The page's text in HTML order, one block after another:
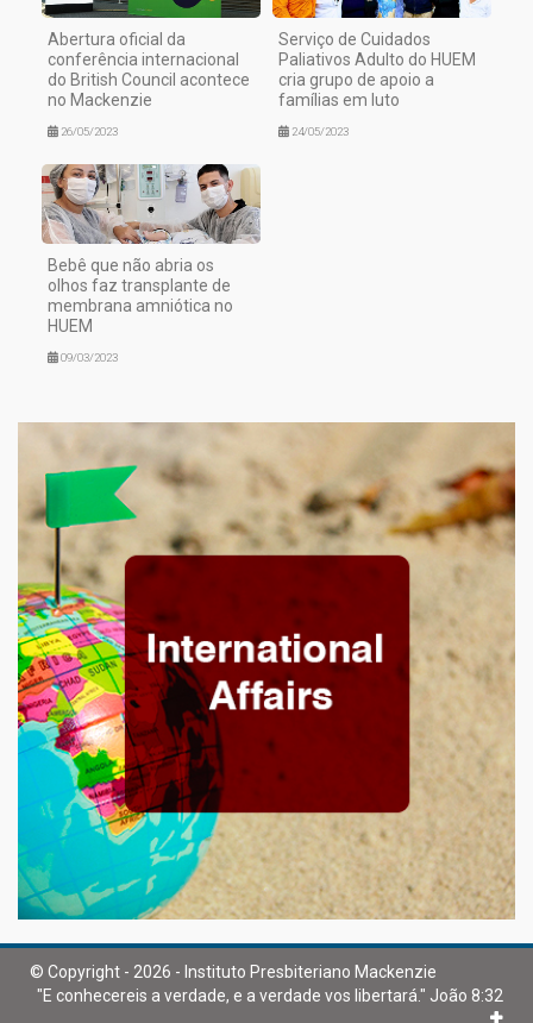
Abertura oficial da
conferência internacional
do British Council acontece
no Mackenzie
26/05/2023
Serviço de Cuidados
Paliativos Adulto do HUEM
cria grupo de apoio a
famílias em luto
24/05/2023
Bebê que não abria os
olhos faz transplante de
membrana amniótica no
HUEM
09/03/2023
© Copyright - 2026 - Instituto Presbiteriano Mackenzie
"E conhecereis a verdade, e a verdade vos libertará." João 8:32